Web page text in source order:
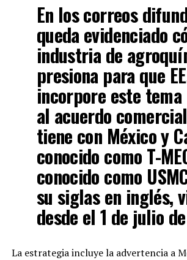
En los correos
queda evidenciado
industria de
presiona para que
incorpore este tema
al acuerdo
tiene con México y
conocido como T-
conocido como
su siglas en inglés,
desde el 1 de julio
La estrategia incluye la advertencia a